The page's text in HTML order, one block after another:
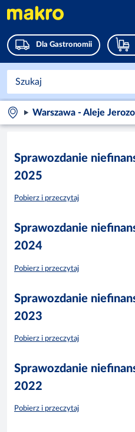
Dla Gastronomii
Warszawa - Aleje
Sprawozdanie
2025
Pobierz i przeczytaj
Sprawozdanie
2024
Pobierz i przeczytaj
Sprawozdanie
2023
Pobierz i przeczytaj
Sprawozdanie
2022
Pobierz i przeczytaj